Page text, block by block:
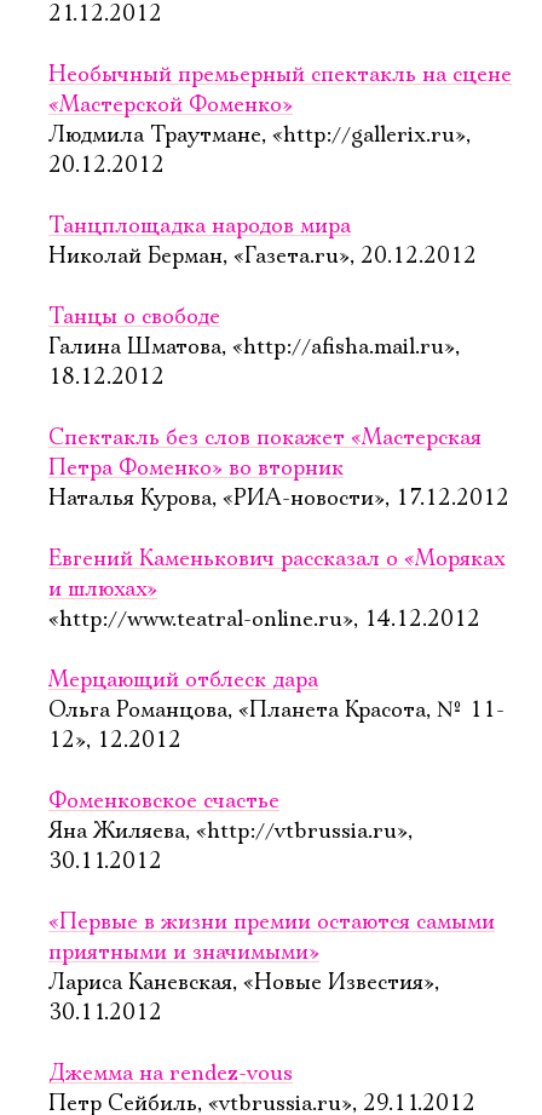
21.12.2012
Необычный премьерный спектакль на сцене
«Мастерской Фоменко»
Людмила Траутмане, «http://gallerix.ru»,
20.12.2012
Танцплощадка народов мира
Николай Берман, «Газета.ru», 20.12.2012
Танцы о свободе
Галина Шматова, «http://afisha.mail.ru»,
18.12.2012
Спектакль без слов покажет «Мастерская
Петра Фоменко» во вторник
Наталья Курова, «РИА-новости», 17.12.2012
Евгений Каменькович рассказал о «Моряках
и шлюхах»
«http://www.teatral-online.ru», 14.12.2012
Мерцающий отблеск дара
Ольга Романцова, «Планета Красота, № 11-
12», 12.2012
Фоменковское счастье
Яна Жиляева, «http://vtbrussia.ru»,
30.11.2012
«Первые в жизни премии остаются самыми
приятными и значимыми»
Лариса Каневская, «Новые Известия»,
30.11.2012
Джемма на rendez-vous
Петр Сейбиль, «vtbrussia.ru», 29.11.2012